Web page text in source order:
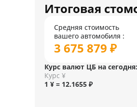
Итоговая
Средняя стоимость
вашего автомобиля :
3 675 879 ₽
Курс валют ЦБ на сегодня:
Курс ¥
1 ¥ = 12.1655 ₽